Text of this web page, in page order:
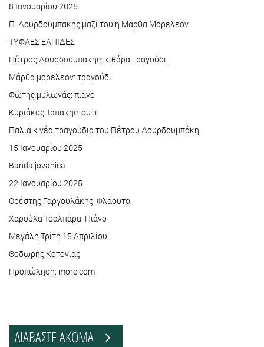
8 Ιανουαρίου 2025
Π. Δουρδουμπακης μαζί του η Μάρθα Μορελεον
ΤΥΦΛΕΣ ΕΛΠΙΔΕΣ
Πέτρος Δουρδουμπακης: κιθάρα τραγούδι
Μάρθα μορελεον: τραγούδι
Φώτης μυλωνάς: πιάνο
Κυριάκος Ταπακης: ουτι
Παλιά κ νέα τραγούδια του Πέτρου Δουρδουμπάκη.
15 Ιανουαρίου 2025
Banda jovanica
22 Ιανουαρίου 2025
Ορέστης Γαργουλάκης: Φλάουτο
Χαρούλα Τσαλπάρα: Πιάνο
Μεγάλη Τρίτη 15 Απριλίου
Θοδωρής Κοτονιάς
Προπώληση: more.com
ΔΙΑΒΑΣΤΕ ΑΚΟΜΑ